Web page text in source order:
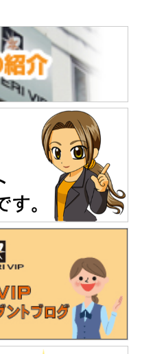
知らせ
高レベルの探傷性能渦流ア
始されました。
eddy-view2.html
出展されます。
（名古屋市国際展示場）
会
をご覧ください。
知らせ
売を開始されました。
pm5-gen3.html
ム総合管理所から優良業務
た。